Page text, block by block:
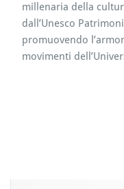
millenaria della
dall’Unesco
promuovendo
movimenti